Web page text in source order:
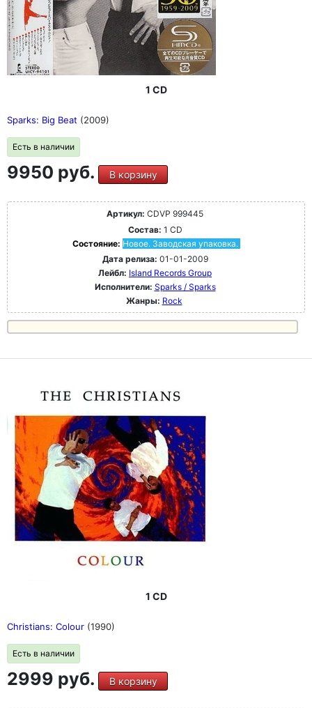
1 CD
Sparks: Big Beat (2009)
Есть в наличии
9950 руб. В корзину
Артикул: CDVP 999445
Состав: 1 CD
Состояние: Новое. Заводская упаковка.
Дата релиза: 01-01-2009
Лейбл: Island Records Group
Исполнители: Sparks / Sparks
Жанры: Rock
1 CD
Christians: Colour (1990)
Есть в наличии
2999 руб. В корзину